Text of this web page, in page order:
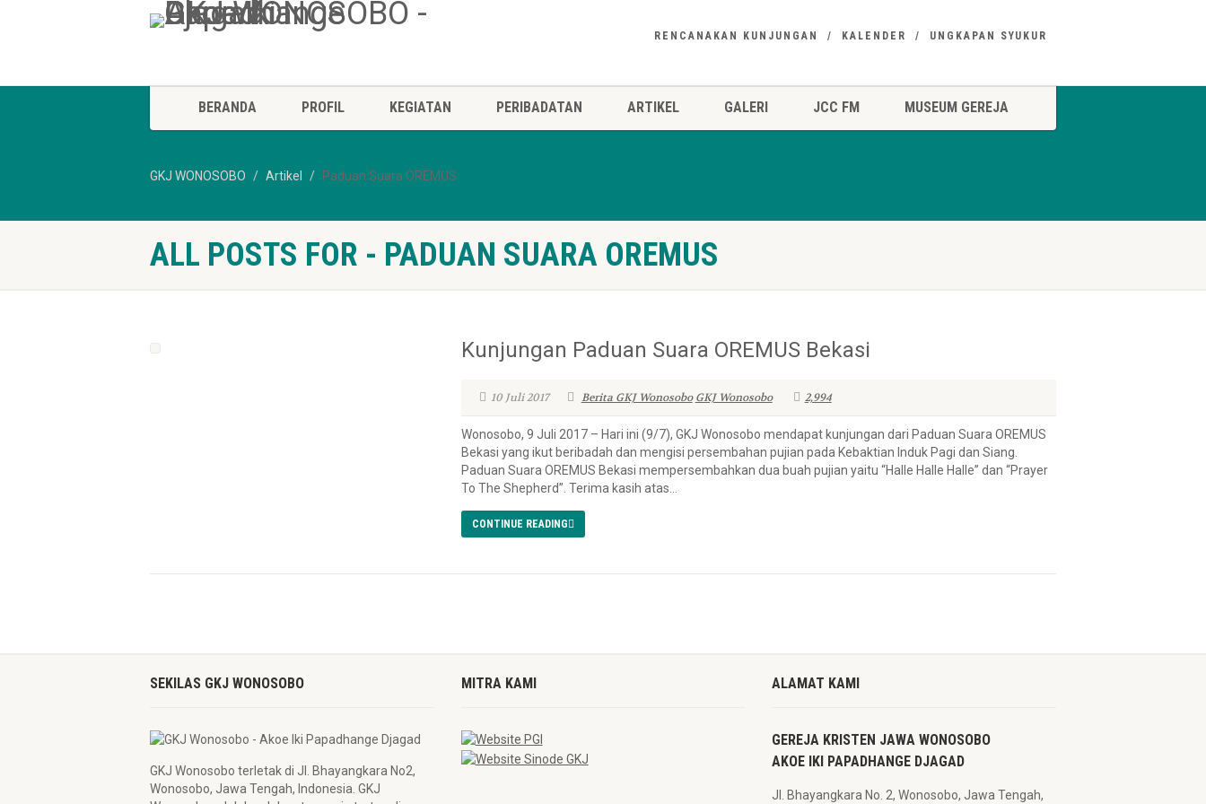
RENCANAKAN KUNJUNGAN KALENDER UNGKAPAN SYUKUR
BERANDA PROFIL KEGIATAN PERIBADATAN ARTIKEL GALERI JCC FM MUSEUM GEREJA
GKJ WONOSOBO Artikel Paduan Suara OREMUS
ALL POSTS FOR - PADUAN SUARA OREMUS
Kunjungan Paduan Suara OREMUS Bekasi
10 Juli 2017 Berita GKJ Wonosobo GKJ Wonosobo 2,994
Wonosobo, 9 Juli 2017 – Hari ini (9/7), GKJ Wonosobo mendapat kunjungan dari Paduan Suara OREMUS
Bekasi yang ikut beribadah dan mengisi persembahan pujian pada Kebaktian Induk Pagi dan Siang.
Paduan Suara OREMUS Bekasi mempersembahkan dua buah pujian yaitu “Halle Halle Halle” dan “Prayer
To The Shepherd”. Terima kasih atas...
CONTINUE READING
SEKILAS GKJ WONOSOBO
GKJ Wonosobo terletak di Jl. Bhayangkara No2,
Wonosobo, Jawa Tengah, Indonesia. GKJ
MITRA KAMI ALAMAT KAMI
GEREJA KRISTEN JAWA WONOSOBO
AKOE IKI PAPADHANGE DJAGAD
Jl. Bhayangkara No. 2, Wonosobo, Jawa Tengah,